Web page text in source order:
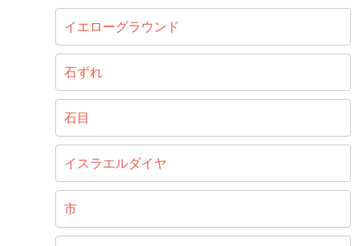
イエローグラウンド
石ずれ
石目
イスラエルダイヤ
市